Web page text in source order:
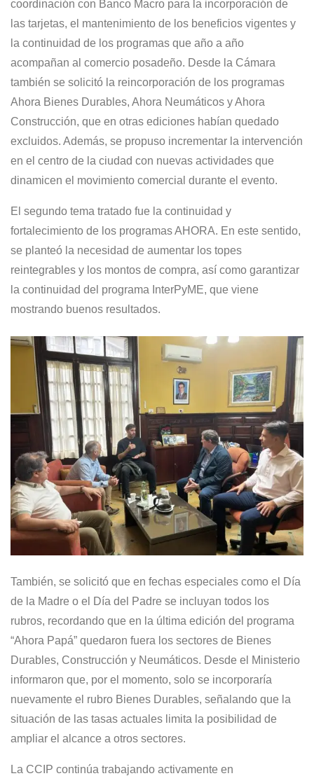
coordinación con Banco Macro para la incorporación de
las tarjetas, el mantenimiento de los beneficios vigentes y
la continuidad de los programas que año a año
acompañan al comercio posadeño. Desde la Cámara
también se solicitó la reincorporación de los programas
Ahora Bienes Durables, Ahora Neumáticos y Ahora
Construcción, que en otras ediciones habían quedado
excluidos. Además, se propuso incrementar la intervención
en el centro de la ciudad con nuevas actividades que
dinamicen el movimiento comercial durante el evento.
El segundo tema tratado fue la continuidad y
fortalecimiento de los programas AHORA. En este sentido,
se planteó la necesidad de aumentar los topes
reintegrables y los montos de compra, así como garantizar
la continuidad del programa InterPyME, que viene
mostrando buenos resultados.
También, se solicitó que en fechas especiales como el Día
de la Madre o el Día del Padre se incluyan todos los
rubros, recordando que en la última edición del programa
“Ahora Papá” quedaron fuera los sectores de Bienes
Durables, Construcción y Neumáticos. Desde el Ministerio
informaron que, por el momento, solo se incorporaría
nuevamente el rubro Bienes Durables, señalando que la
situación de las tasas actuales limita la posibilidad de
ampliar el alcance a otros sectores.
La CCIP continúa trabajando activamente en